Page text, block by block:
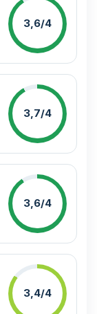
3,6/4
3,7/4
3,6/4
3,4/4